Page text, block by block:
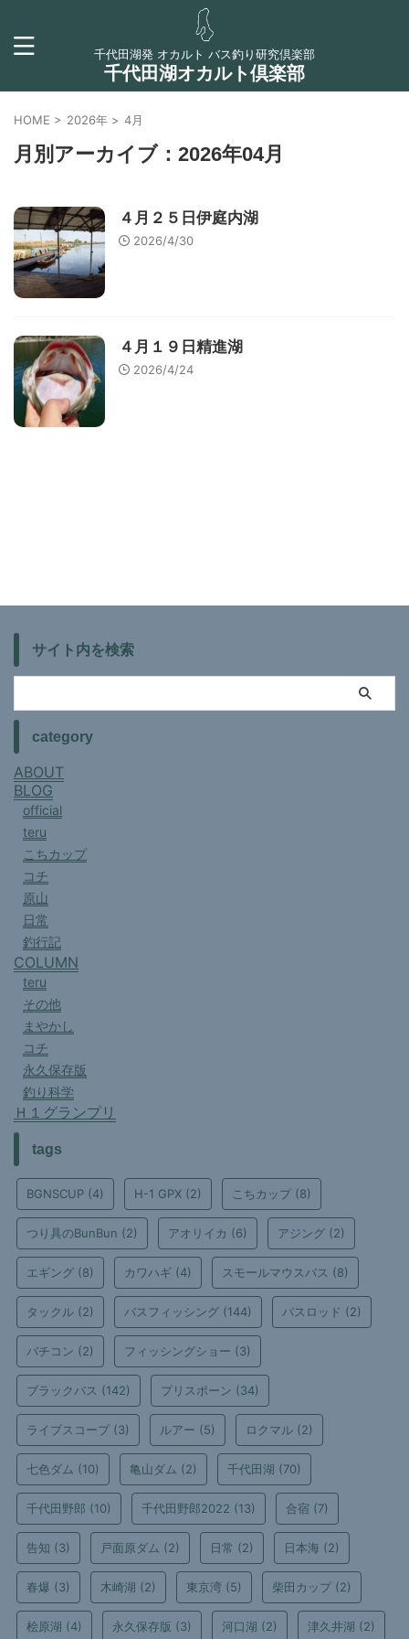
千代田湖発 オカルト バス釣り研究倶楽部
千代田湖オカルト倶楽部
HOME > 2026年 > 4月
月別アーカイブ：2026年04月
４月２５日伊庭内湖
2026/4/30
４月１９日精進湖
2026/4/24
サイト内を検索
category
ABOUT
BLOG
official
teru
こちカップ
コチ
原山
日常
釣行記
COLUMN
teru
その他
まやかし
コチ
永久保存版
釣り科学
Ｈ１グランプリ
tags
BGNSCUP (4) H-1 GPX (2) こちカップ (8)
つり具のBunBun (2) アオリイカ (6) アジング (2)
エギング (8) カワハギ (4) スモールマウスバス (8)
タックル (2) バスフィッシング (144) バスロッド (2)
バチコン (2) フィッシングショー (3)
ブラックバス (142) プリスポーン (34)
ライブスコープ (3) ルアー (5) ロクマル (2)
七色ダム (10) 亀山ダム (2) 千代田湖 (70)
千代田野郎 (10) 千代田野郎2022 (13) 合宿 (7)
告知 (3) 戸面原ダム (2) 日常 (2) 日本海 (2)
春爆 (3) 木崎湖 (2) 東京湾 (5) 柴田カップ (2)
桧原湖 (4) 永久保存版 (3) 河口湖 (2) 津久井湖 (2)